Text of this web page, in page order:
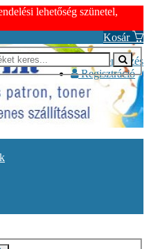
lehetőség szünetel,
Kosár
Bejelentkezés
Regisztráció